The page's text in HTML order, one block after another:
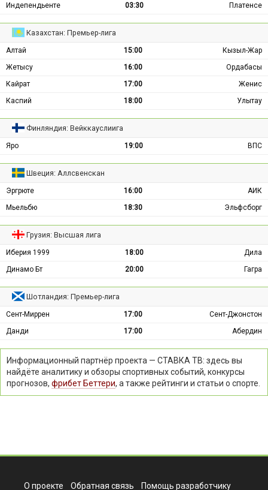
Индепендьенте
03:30 Платенсе
Казахстан: Премьер-лига
Алтай 15:00
Кызыл-Жар
Жетысу
16:00
Ордабасы
Кайрат
17:00
Женис
Каспий
18:00 Улытау
Финляндия: Вейккауслиига
Яро 19:00 ВПС
Швеция: Аллсвенскан
Эргрюте 16:00
АИК
Мьельбю
18:30 Эльфсборг
Грузия: Высшая лига
Иберия 1999 18:00
Дила
Динамо Бт
20:00 Гагра
Шотландия: Премьер-лига
Сент-Миррен 17:00
Сент-Джонстон
Данди
17:00 Абердин
Информационный партнёр проекта — СТАВКА ТВ: здесь вы
найдёте аналитику и обзоры спортивных событий, конкурсы
прогнозов, фрибет Беттери, а также рейтинги и статьи о спорте.
О проекте Обратная связь Помощь разработчику